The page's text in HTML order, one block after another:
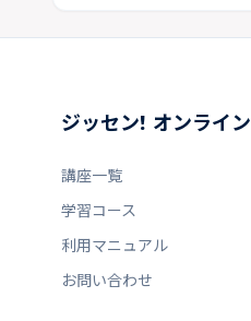
ジッセン! オンライン
講座一覧
学習コース
利用マニュアル
お問い合わせ